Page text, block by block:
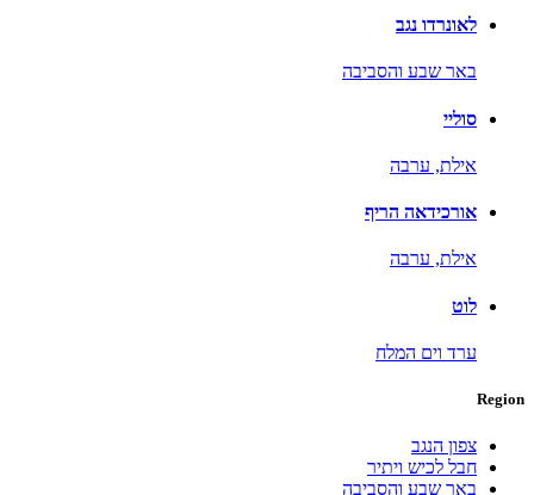
לאונרדו נגב
באר שבע והסביבה
סוליי
אילת, ערבה
אורכידאה הריף
אילת, ערבה
לוט
ערד וים המלח
Region
צפון הנגב
חבל לכיש ויתיר
באר שבע והסביבה